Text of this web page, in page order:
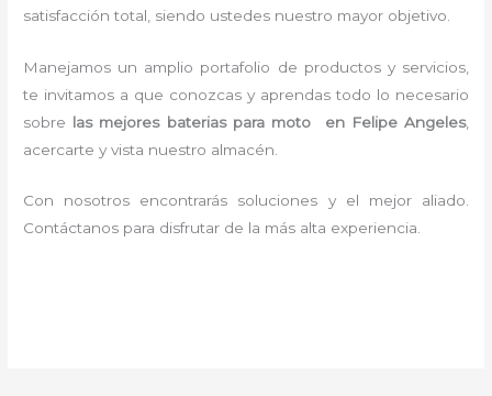
satisfacción total, siendo ustedes nuestro mayor objetivo.
Manejamos un amplio portafolio de productos y servicios,
te invitamos a que conozcas y aprendas todo lo necesario
sobre las mejores baterias para moto en Felipe Angeles,
acercarte y vista nuestro almacén.
Con nosotros encontrarás soluciones y el mejor aliado.
Contáctanos para disfrutar de la más alta experiencia.